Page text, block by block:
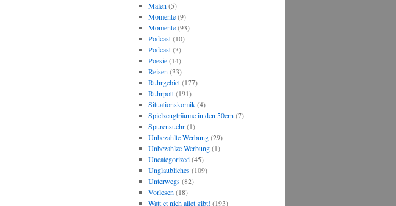
Malen(5)
Momente(9)
Momente(93)
Podcast(10)
Podcast(3)
Poesie(14)
Reisen(33)
Ruhrgebiet(177)
Ruhrpott(191)
Situationskomik(4)
Spielzeugträume in den 50ern(7)
Spurensuchr(1)
Unbezahlte Werbung(29)
Unbezahlze Werbung(1)
Uncategorized(45)
Unglaubliches(109)
Unterwegs(82)
Vorlesen(18)
Watt et nich allet gibt! (193)